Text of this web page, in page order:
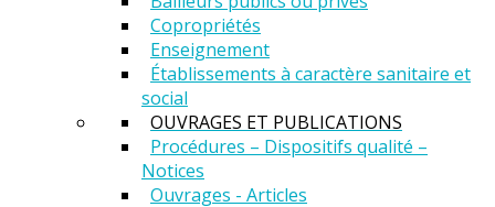
Copropriétés
Enseignement
Établissements à caractère sanitaire et
social
OUVRAGES ET PUBLICATIONS
Procédures – Dispositifs qualité –
Notices
Ouvrages - Articles